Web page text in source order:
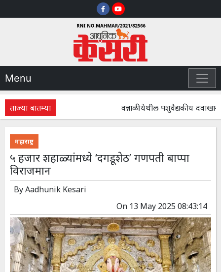
Menu
ताज्या बातम्या वन्नाळी येथील पशुवैद्यकीय
महाराष्ट्र
५ हजार शहाळ्यांमध्ये ‘दगडूशेठ’ गणपती बाप्पा
विराजमान
ByAadhunik Kesari
On 13 May 2025 08:43:14